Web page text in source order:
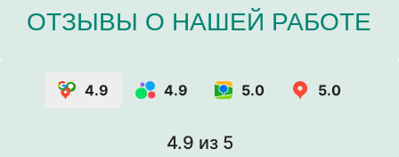
4.9 4.9 5.0 5.0
4.9 из 5